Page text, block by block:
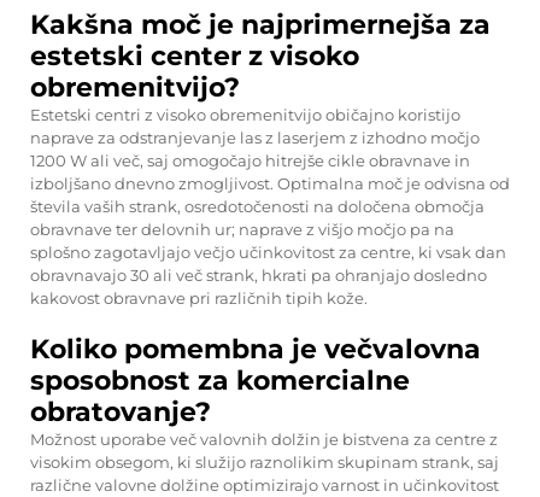
Kakšna moč je najprimernejša za
estetski center z visoko
obremenitvijo?
Estetski centri z visoko obremenitvijo običajno koristijo
naprave za odstranjevanje las z laserjem z izhodno močjo
1200 W ali več, saj omogočajo hitrejše cikle obravnave in
izboljšano dnevno zmogljivost. Optimalna moč je odvisna od
števila vaših strank, osredotočenosti na določena območja
obravnave ter delovnih ur; naprave z višjo močjo pa na
splošno zagotavljajo večjo učinkovitost za centre, ki vsak dan
obravnavajo 30 ali več strank, hkrati pa ohranjajo dosledno
kakovost obravnave pri različnih tipih kože.
Koliko pomembna je večvalovna
sposobnost za komercialne
obratovanje?
Možnost uporabe več valovnih dolžin je bistvena za centre z
visokim obsegom, ki služijo raznolikim skupinam strank, saj
različne valovne dolžine optimizirajo varnost in učinkovitost